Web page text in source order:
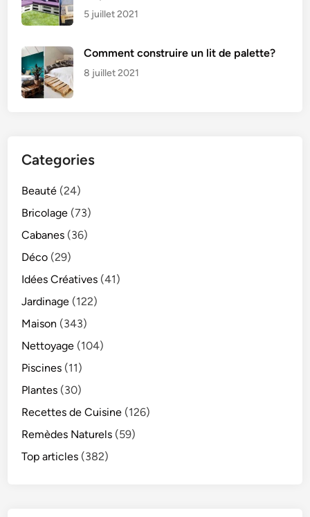
5 juillet 2021
Comment construire un lit de palette?
8 juillet 2021
Categories
Beauté (24)
Bricolage (73)
Cabanes (36)
Déco (29)
Idées Créatives (41)
Jardinage (122)
Maison (343)
Nettoyage (104)
Piscines (11)
Plantes (30)
Recettes de Cuisine (126)
Remèdes Naturels (59)
Top articles (382)